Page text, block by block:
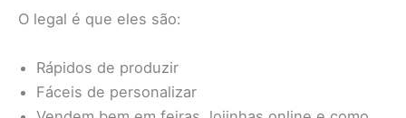
O legal é que eles são:
Rápidos de produzir
Fáceis de personalizar